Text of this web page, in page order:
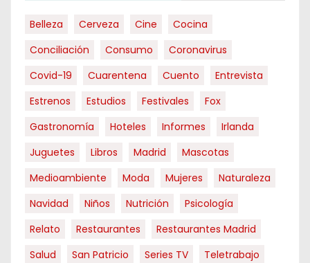
Belleza Cerveza Cine
Cocina
Conciliación
Consumo
Coronavirus
Covid-19
Cuarentena Cuento
Entrevista
Estrenos
Estudios Festivales
Fox
Gastronomía
Hoteles Informes
Irlanda
Juguetes
Libros Madrid
Mascotas
Medioambiente
Moda Mujeres
Naturaleza
Navidad
Niños Nutrición
Psicología
Relato
Restaurantes
Restaurantes Madrid
Salud
San Patricio Series TV
Teletrabajo